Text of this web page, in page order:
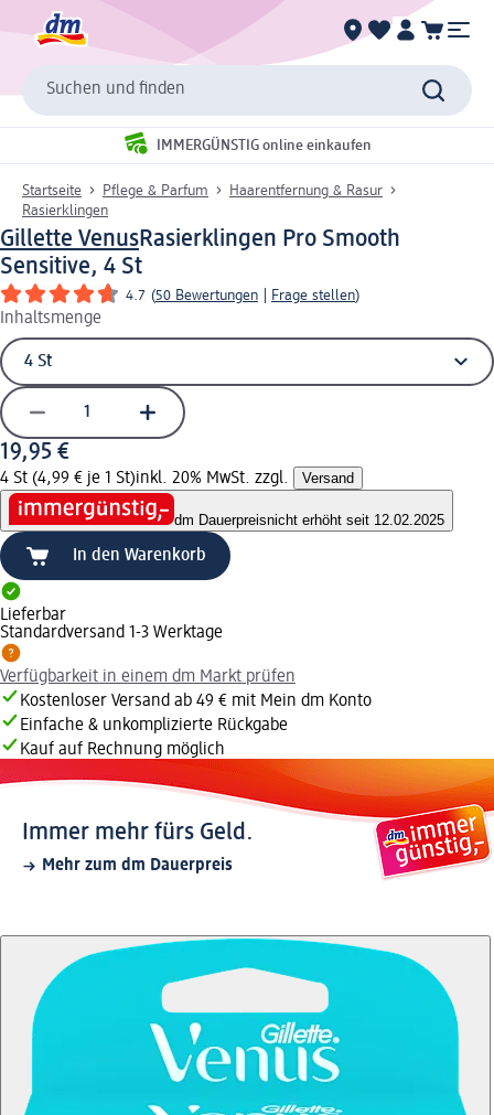
Suchen und finden
IMMERGÜNSTIG online einkaufen
Startseite Pflege & Parfum
Haarentfernung & Rasur
Rasierklingen
Gillette VenusRasierklingen Pro Smooth
Sensitive, 4 St
4.7 (50 Bewertungen Frage stellen)
Inhaltsmenge
19,95 €
4 St (4,99 € je 1 St)inkl. 20% MwSt. zzgl. Versand
dm Dauerpreisnicht erhöht seit 12.02.2025
In den Warenkorb
Lieferbar
Standardversand 1-3 Werktage
Verfügbarkeit in einem dm Markt prüfen
Kostenloser Versand ab 49 € mit Mein dm Konto
Einfache & unkomplizierte Rückgabe
Kauf auf Rechnung möglich
Immer mehr fürs Geld.
Mehr zum dm Dauerpreis